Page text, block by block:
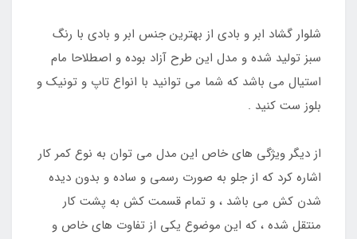
شلوار گشاد ابر و بادی از بهترین جنس ابر و بادی با رنگ
سبز تولید شده و مدل این طرح آزاد بوده و اصطلاحا مام
استیال می باشد که شما می توانید با انواع تاپ و تونیک و
بلوز ست کنید .
از دیگر ویژگی های خاص این مدل می توان به نوع کمر کار
اشاره کرد که از جلو به صورت رسمی و ساده و بدون دیده
شدن کش می باشد ، و تمام قسمت کش به پشت کار
منتقل شده ، که این موضوع یکی از تفاوت های خاص و